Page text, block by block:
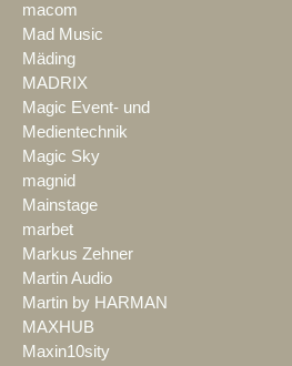
macom
Mad Music
Mäding
MADRIX
Magic Event- und
Medientechnik
Magic Sky
magnid
Mainstage
marbet
Markus Zehner
Martin Audio
Martin by HARMAN
MAXHUB
Maxin10sity